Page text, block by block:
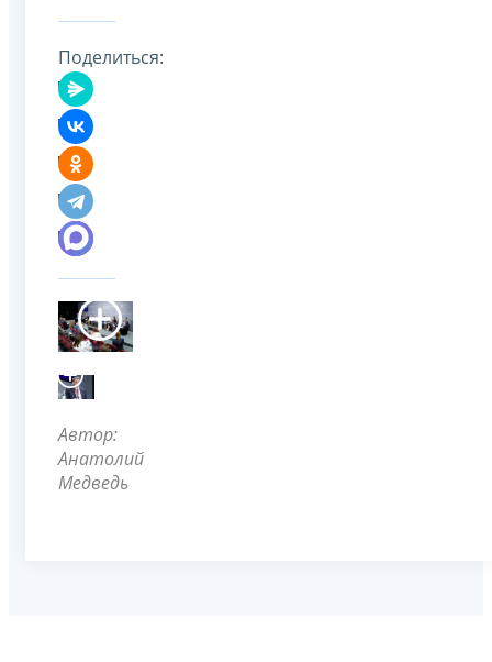
Поделиться:
Автор:
Анатолий
Медведь